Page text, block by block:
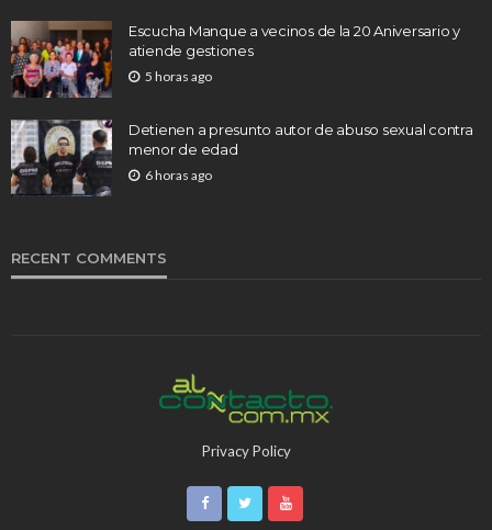
Escucha Manque a vecinos de la 20 Aniversario y
atiende gestiones
5 horas ago
Detienen a presunto autor de abuso sexual contra
menor de edad
6 horas ago
RECENT COMMENTS
Privacy Policy